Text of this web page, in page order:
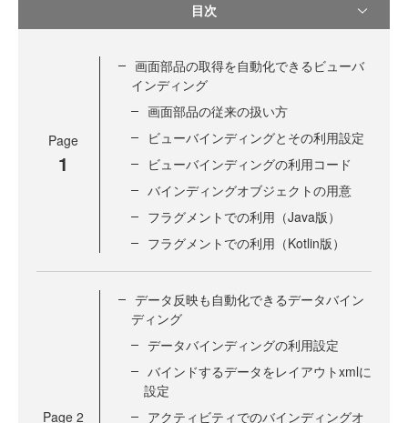
目次
Page
1
画面部品の取得を自動化できるビューバ
インディング
画面部品の従来の扱い方
ビューバインディングとその利用設定
ビューバインディングの利用コード
バインディングオブジェクトの用意
フラグメントでの利用（Java版）
フラグメントでの利用（Kotlin版）
Page 2
データ反映も自動化できるデータバイン
ディング
データバインディングの利用設定
バインドするデータをレイアウトxmlに
設定
アクティビティでのバインディングオ